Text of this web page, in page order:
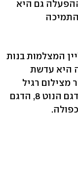
גם היא
המצלמות בנות
היא עדשת
רגיל
לצילום בתקריב בדיוק כמו שראינו בדגם הנוט 8, הדגם